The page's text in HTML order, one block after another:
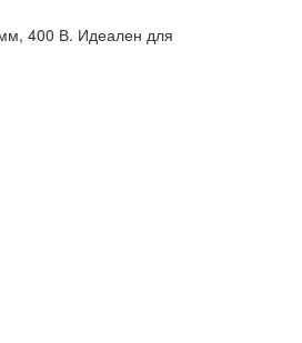
400 В. Идеален для